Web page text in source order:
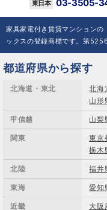
03-3505-
家具家電付き賃貸マンション
ックスの登録商標です。第
都道府県から探す
北海道・東北 北海
山形
甲信越 山梨
関東 東京
栃木
北陸 福井
東海 愛知
近畿 大阪